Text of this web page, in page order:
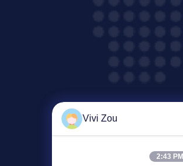
Vivi Zou
2:43 PM